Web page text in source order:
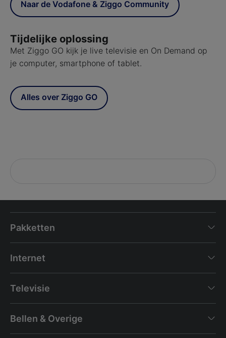
Naar de Vodafone & Ziggo Community
Tijdelijke oplossing
Met Ziggo GO kijk je live televisie en On Demand op
je computer, smartphone of tablet.
Alles over Ziggo GO
Pakketten
Internet
Televisie
Bellen & Overige